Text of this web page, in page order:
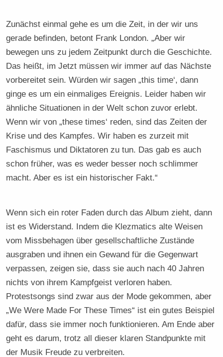
Zunächst einmal gehe es um die Zeit, in der wir uns
gerade befinden, betont Frank London. „Aber wir
bewegen uns zu jedem Zeitpunkt durch die Geschichte.
Das heißt, im Jetzt müssen wir immer auf das Nächste
vorbereitet sein. Würden wir sagen „this time‘, dann
ginge es um ein einmaliges Ereignis. Leider haben wir
ähnliche Situationen in der Welt schon zuvor erlebt.
Wenn wir von „these times‘ reden, sind das Zeiten der
Krise und des Kampfes. Wir haben es zurzeit mit
Faschismus und Diktatoren zu tun. Das gab es auch
schon früher, was es weder besser noch schlimmer
macht. Aber es ist ein historischer Fakt.“
Wenn sich ein roter Faden durch das Album zieht, dann
ist es Widerstand. Indem die Klezmatics alte Weisen
vom Missbehagen über gesellschaftliche Zustände
ausgraben und ihnen ein Gewand für die Gegenwart
verpassen, zeigen sie, dass sie auch nach 40 Jahren
nichts von ihrem Kampfgeist verloren haben.
Protestsongs sind zwar aus der Mode gekommen, aber
„We Were Made For These Times“ ist ein gutes Beispiel
dafür, dass sie immer noch funktionieren. Am Ende aber
geht es darum, trotz all dieser klaren Standpunkte mit
der Musik Freude zu verbreiten.